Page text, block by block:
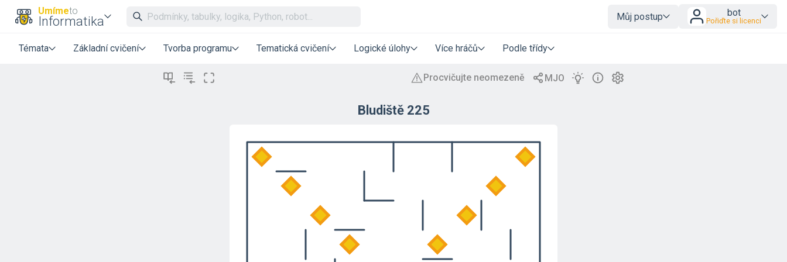
Umímeto
Informatika Můj postup bot
Pořiďte si licenci
Témata Základní cvičení Tvorba programu Tematická cvičení Logické úlohy Více hráčů Podle třídy
Bludiště 225